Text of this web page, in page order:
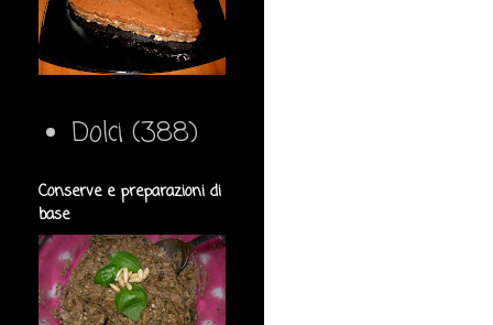
Dolci (388)
Conserve e preparazioni di
base